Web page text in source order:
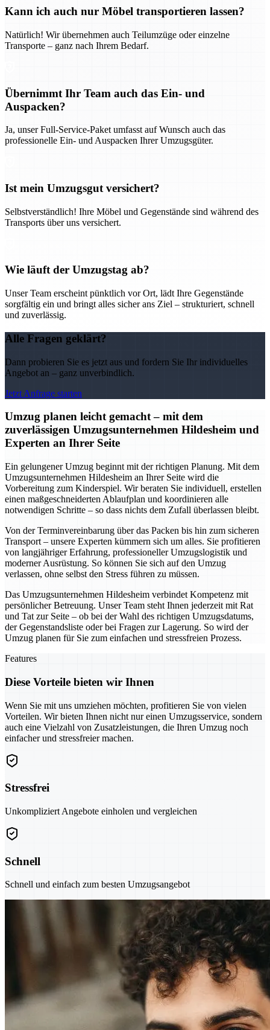
Kann ich auch nur Möbel transportieren lassen?
Natürlich! Wir übernehmen auch Teilumzüge oder einzelne
Transporte – ganz nach Ihrem Bedarf.
Übernimmt Ihr Team auch das Ein- und
Auspacken?
Ja, unser Full-Service-Paket umfasst auf Wunsch auch das
professionelle Ein- und Auspacken Ihrer Umzugsgüter.
Ist mein Umzugsgut versichert?
Selbstverständlich! Ihre Möbel und Gegenstände sind während des
Transports über uns versichert.
Wie läuft der Umzugstag ab?
Unser Team erscheint pünktlich vor Ort, lädt Ihre Gegenstände
sorgfältig ein und bringt alles sicher ans Ziel – strukturiert, schnell
und zuverlässig.
Alle Fragen geklärt?
Dann probieren Sie es jetzt aus und fordern Sie Ihr individuelles
Angebot an – ganz unverbindlich.
Jetzt Anfrage starten
Umzug planen leicht gemacht – mit dem
zuverlässigen Umzugsunternehmen Hildesheim und
Experten an Ihrer Seite
Ein gelungener Umzug beginnt mit der richtigen Planung. Mit dem
Umzugsunternehmen Hildesheim an Ihrer Seite wird die
Vorbereitung zum Kinderspiel. Wir beraten Sie individuell, erstellen
einen maßgeschneiderten Ablaufplan und koordinieren alle
notwendigen Schritte – so dass nichts dem Zufall überlassen bleibt.
Von der Terminvereinbarung über das Packen bis hin zum sicheren
Transport – unsere Experten kümmern sich um alles. Sie profitieren
von langjähriger Erfahrung, professioneller Umzugslogistik und
moderner Ausrüstung. So können Sie sich auf den Umzug
verlassen, ohne selbst den Stress führen zu müssen.
Das Umzugsunternehmen Hildesheim verbindet Kompetenz mit
persönlicher Betreuung. Unser Team steht Ihnen jederzeit mit Rat
und Tat zur Seite – ob bei der Wahl des richtigen Umzugsdatums,
der Gegenstandsliste oder bei Fragen zur Lagerung. So wird der
Umzug planen für Sie zum einfachen und stressfreien Prozess.
Features
Diese Vorteile bieten wir Ihnen
Wenn Sie mit uns umziehen möchten, profitieren Sie von vielen
Vorteilen. Wir bieten Ihnen nicht nur einen Umzugsservice, sondern
auch eine Vielzahl von Zusatzleistungen, die Ihren Umzug noch
einfacher und stressfreier machen.
Stressfrei
Unkompliziert Angebote einholen und vergleichen
Schnell
Schnell und einfach zum besten Umzugsangebot